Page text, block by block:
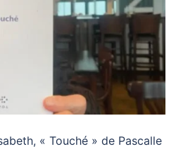
« Touché » de Pascalle